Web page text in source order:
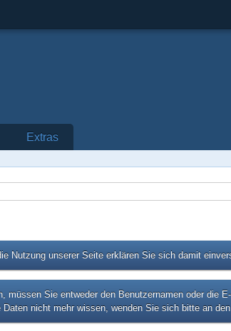
Extras
Nutzung unserer Seite erklären Sie sich damit
müssen Sie entweder den Benutzernamen oder die
nicht mehr wissen, wenden Sie sich bitte an